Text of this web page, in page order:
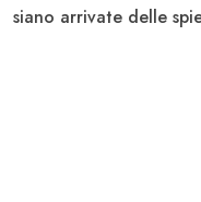
siano arrivate delle